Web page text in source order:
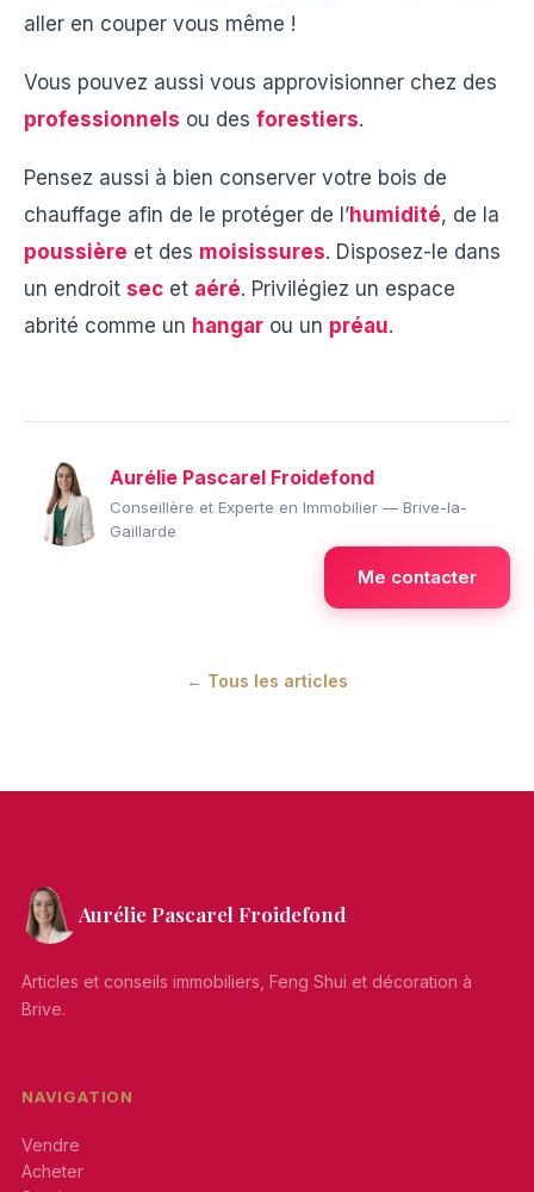
aller en couper vous même !
Vous pouvez aussi vous approvisionner chez des
professionnels ou des forestiers.
Pensez aussi à bien conserver votre bois de
chauffage afin de le protéger de l’humidité, de la
poussière et des moisissures. Disposez-le dans
un endroit sec et aéré. Privilégiez un espace
abrité comme un hangar ou un préau.
Aurélie Pascarel Froidefond
Conseillère et Experte en Immobilier — Brive-la-
Gaillarde
Me contacter
← Tous les articles
Aurélie Pascarel Froidefond
Articles et conseils immobiliers, Feng Shui et décoration à
Brive.
NAVIGATION
Vendre
Acheter